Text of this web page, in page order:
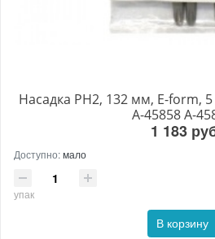
Насадка PH2, 132 мм, E-form,
A-45858 A-
1 183
Доступно:мало
упак
В корзину